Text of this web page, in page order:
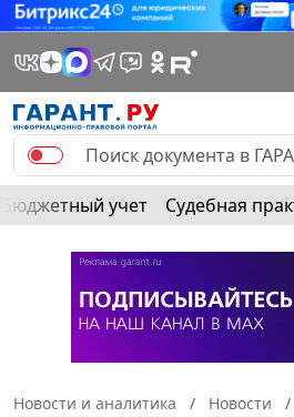
Бюджетный учет Судебная
Новости и аналитика Новости